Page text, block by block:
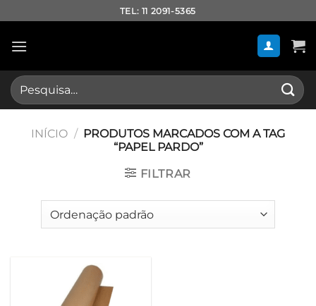
to
content
TEL: 11 2091-5365
Pesquisar
por:
INÍCIO / PRODUTOS MARCADOS COM A TAG
“PAPEL PARDO”
FILTRAR